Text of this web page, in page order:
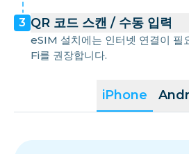
iPhone
3 QR 코드 스캔 / 수동 입력
eSIM 설치에는 인터넷 연결이 필
Fi를 권장합니다.